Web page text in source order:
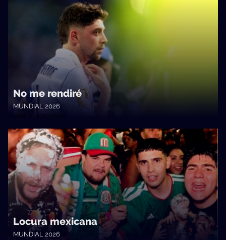
No me rendiré
MUNDIAL 2026
13a0 • 02/07/2026
Locura mexicana
MUNDIAL 2026